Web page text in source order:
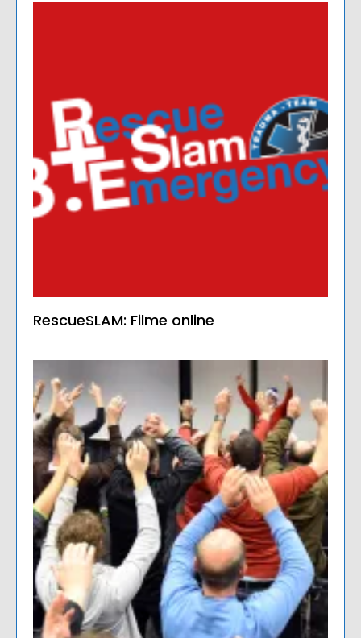
RescueSLAM: Filme online